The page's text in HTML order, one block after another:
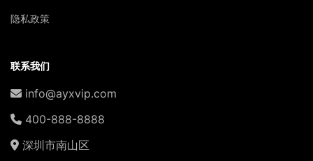
隐私政策
联系我们
info@ayxvip.com
400-888-8888
深圳市南山区